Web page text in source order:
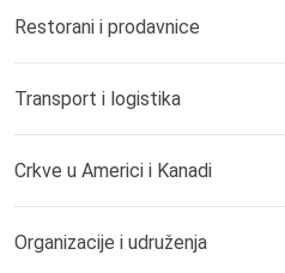
Restorani i prodavnice
Transport i logistika
Crkve u Americi i Kanadi
Organizacije i udruženja